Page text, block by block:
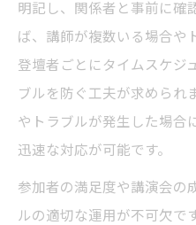
明記し、関係者と事前に確
ば、講師が複数いる場合や
登壇者ごとにタイムスケジ
ブルを防ぐ工夫が求められ
やトラブルが発生した場合
迅速な対応が可能です。
参加者の満足度や講演会の
ルの適切な運用が不可欠で